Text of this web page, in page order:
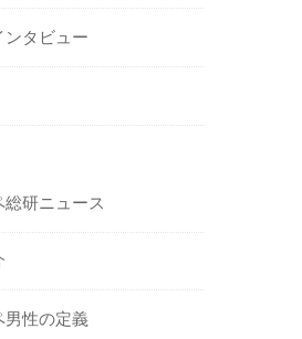
ンタビュー
総研ニュース
男性の定義